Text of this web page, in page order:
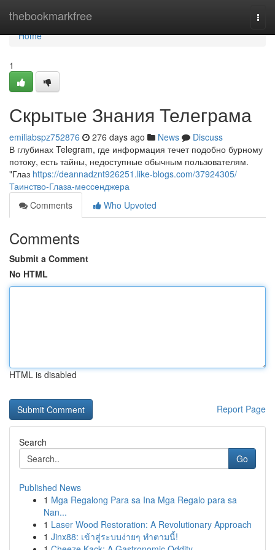
thebookmarkfree
Home
Home
1
Скрытые Знания Телеграма
emiliabspz752876 276 days ago News
Discuss
В глубинах Telegram, где информация течет подобно бурному
потоку, есть тайны, недоступные обычным пользователям.
"Глаз https://deannadznt926251.like-blogs.com/37924305/
Таинство-Глаза-мессенджера
Comments
Who Upvoted
Comments
Submit a Comment
No HTML
HTML is disabled
Report Page
Search
Go
Published News
1 Mga Regalong Para sa Ina Mga Regalo para sa
Nan...
1 Laser Wood Restoration: A Revolutionary Approach
1 Jinx88: เข้าสู่ระบบง่ายๆ ทำตามนี้!